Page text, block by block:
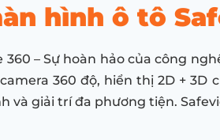
hình ô tô
360 – Sự hoàn hảo của công
360 độ, hiển thị 2D +
và giải trí đa phương tiện.